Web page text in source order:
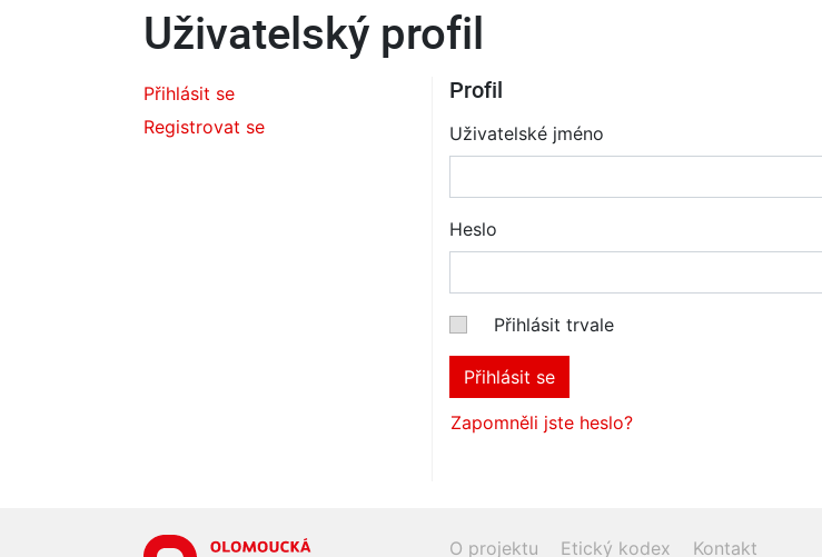
Uživatelský profil
Přihlásit se
Registrovat se
Profil
Uživatelské jméno
Heslo
Přihlásit trvale
Přihlásit se
Zapomněli jste heslo?
O projektu Etický kodex Kontakt